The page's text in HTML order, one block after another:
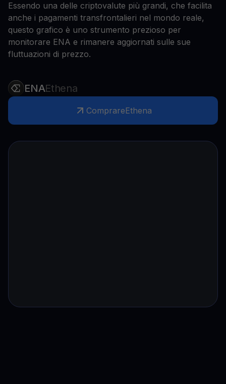
Essendo una delle criptovalute più grandi, che facilita
anche i pagamenti transfrontalieri nel mondo reale,
questo grafico è uno strumento prezioso per
monitorare ENA e rimanere aggiornati sulle sue
fluttuazioni di prezzo.
ENAEthena
ComprareEthena